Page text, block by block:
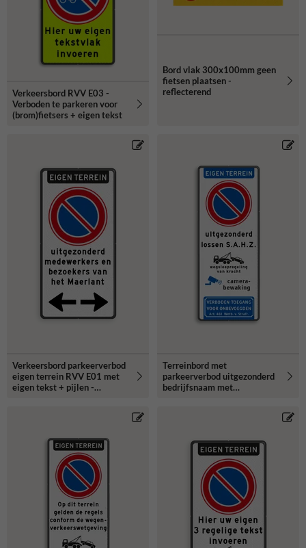
Verkeersbord RVV E03 -
Verboden te parkeren voor
(brom)fietsers + eigen tekst
Bord vlak 300x100mm geen
fietsen plaatsen -
reflecterend
Verkeersbord parkeerverbod
eigen terrein RVV E01 met
eigen tekst + pijlen -
Terreinbord met
parkeerverbod uitgezonderd
bedrijfsnaam met